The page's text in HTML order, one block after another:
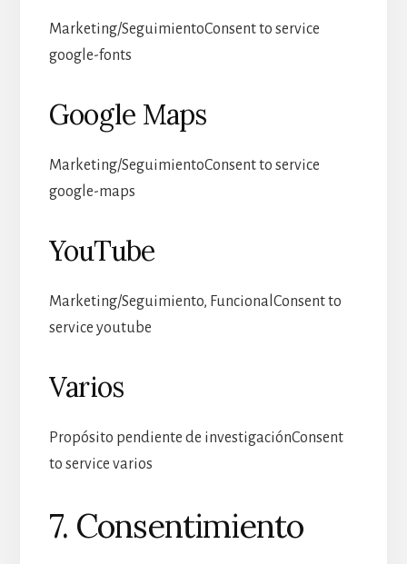
Marketing/SeguimientoConsent to service
google-fonts
Google Maps
Marketing/SeguimientoConsent to service
google-maps
YouTube
Marketing/Seguimiento, FuncionalConsent to
service youtube
Varios
Propósito pendiente de investigaciónConsent
to service varios
7. Consentimiento